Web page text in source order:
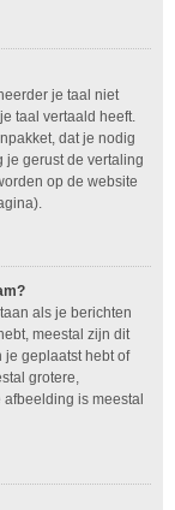
je taal niet
taal vertaald heeft.
dat je nodig
je gerust de vertaling
op de website
als je berichten
meestal zijn dit
geplaatst hebt of
grotere,
is meestal